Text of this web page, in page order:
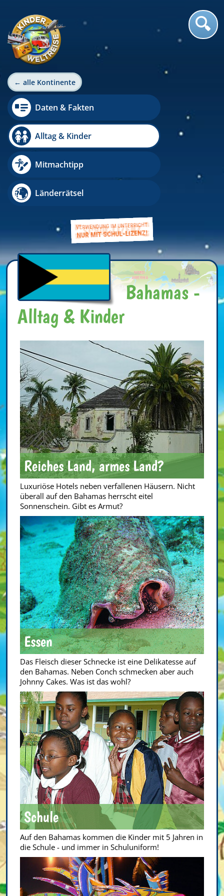
← alle Kontinente
Daten & Fakten
Alltag & Kinder
Mitmachtipp
Länderrätsel
Bahamas -
Alltag & Kinder
Reiches Land, armes Land?
Luxuriöse Hotels neben verfallenen Häusern. Nicht
überall auf den Bahamas herrscht eitel
Sonnenschein. Gibt es Armut?
Essen
Das Fleisch dieser Schnecke ist eine Delikatesse auf
den Bahamas. Neben Conch schmecken aber auch
Johnny Cakes. Was ist das wohl?
Schule
Auf den Bahamas kommen die Kinder mit 5 Jahren in
die Schule - und immer in Schuluniform!